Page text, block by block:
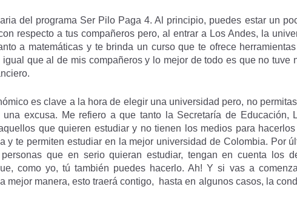
del programa Ser Pilo Paga 4. Al principio, puedes estar un
respecto a tus compañeros pero, al entrar a Los Andes, la
a matemáticas y te brinda un curso que te ofrece
que al de mis compañeros y lo mejor de todo es que no tuve
es clave a la hora de elegir una universidad pero, no
excusa. Me refiero a que tanto la Secretaría de Educación,
que quieren estudiar y no tienen los medios para
y te permiten estudiar en la mejor universidad de Colombia. Por
que en serio quieran estudiar, tengan en cuenta los
como yo, tú también puedes hacerlo. Ah! Y si vas a
mejor manera, esto traerá contigo, hasta en algunos casos, la